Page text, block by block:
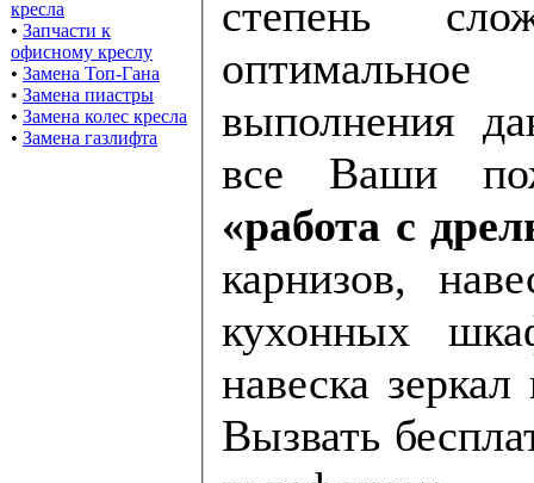
кресла
• Запчасти к
офисному креслу
• Замена Топ-Гана
• Замена пиастры
• Замена колес кресла
• Замена газлифта
степень
выполнения
все Ваши
«работа с
карнизов,
кухонных
навеска
Вызвать